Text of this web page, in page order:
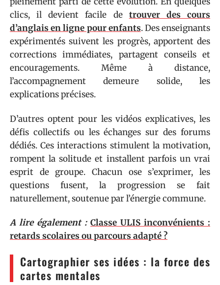
clics, il devient facile de trouver des cours
d’anglais en ligne pour enfants. Des enseignants
expérimentés suivent les progrès, apportent des
corrections immédiates, partagent conseils et
encouragements. Même à distance,
l’accompagnement demeure solide, les
explications précises.
D’autres optent pour les vidéos explicatives, les
défis collectifs ou les échanges sur des forums
dédiés. Ces interactions stimulent la motivation,
rompent la solitude et installent parfois un vrai
esprit de groupe. Chacun ose s’exprimer, les
questions fusent, la progression se fait
naturellement, soutenue par l’énergie commune.
A lire également : Classe ULIS inconvénients :
retards scolaires ou parcours adapté ?
Cartographier ses idées : la force des
cartes mentales